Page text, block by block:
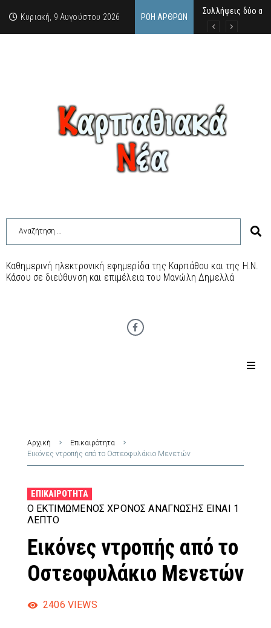
Κυριακή, 9 Αυγούστου 2026 ΡΟΉ ΆΡΘΡΩΝ
Συλλήψεις δύο
Σαν σήμερα,
Η «Πρόοδος»
Καθημερινή ηλεκτρονική εφημερίδα της Καρπάθου και της Η.Ν.
Κάσου σε διεύθυνση και επιμέλεια του Μανώλη Δημελλά
Αρχική
Επικαιρότητα
Εικόνες ντροπής από το Οστεοφυλάκιο Μενετών
ΕΠΙΚΑΙΡΌΤΗΤΑ
Ο ΕΚΤΙΜΏΜΕΝΟΣ ΧΡΌΝΟΣ ΑΝΆΓΝΩΣΗΣ ΕΊΝΑΙ 1
ΛΕΠΤΌ
Εικόνες ντροπής από το
Οστεοφυλάκιο Μενετών
2406 VIEWS